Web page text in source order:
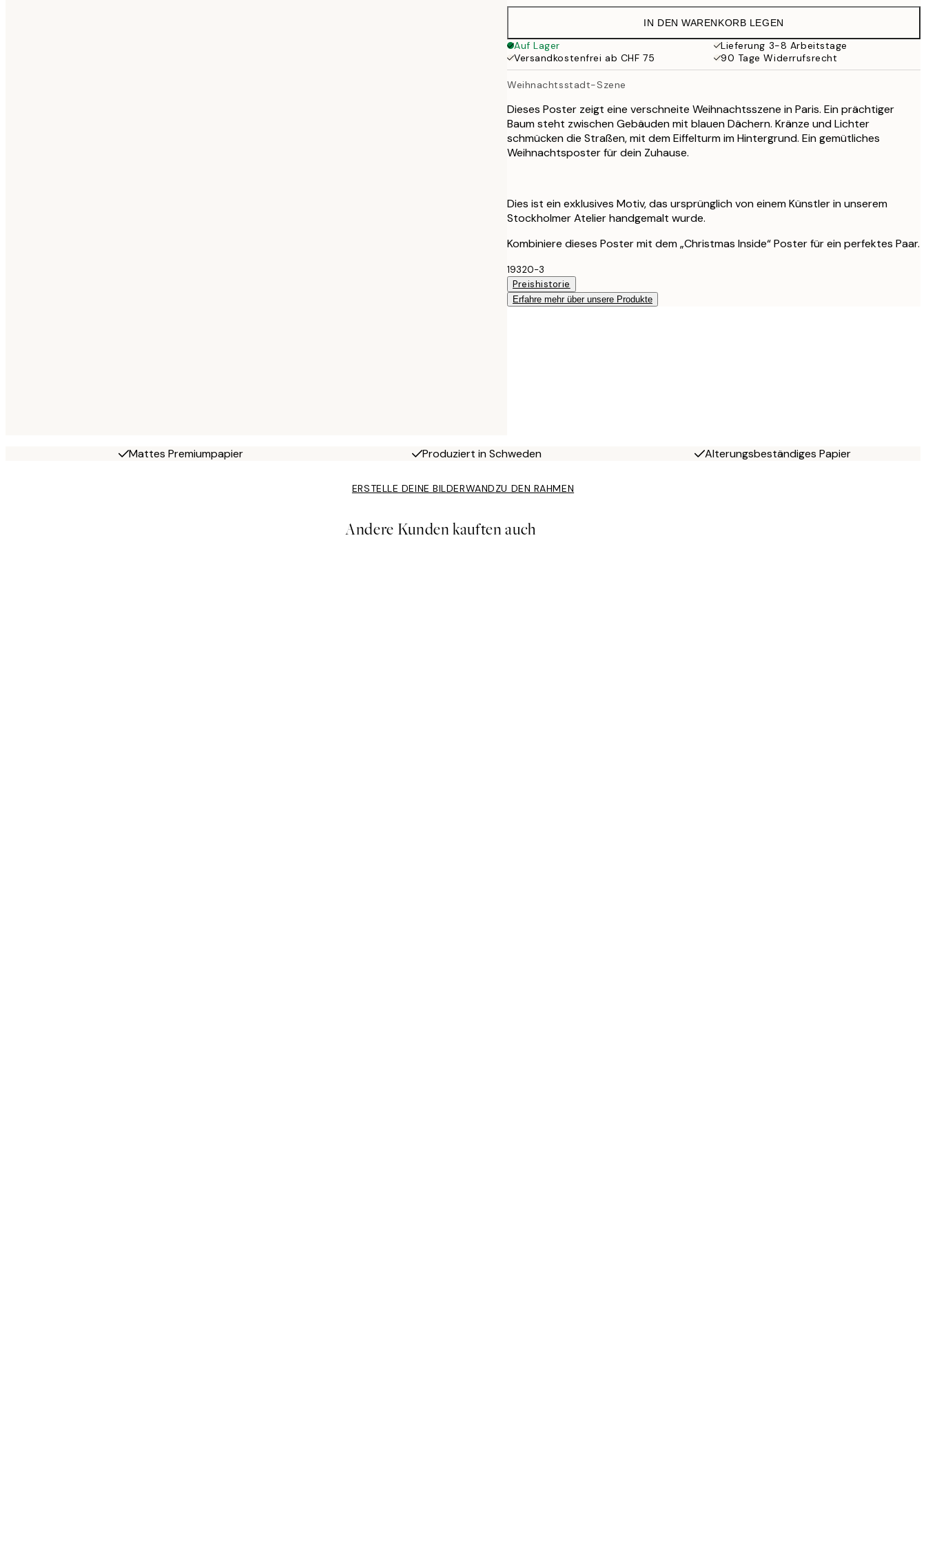
CHF 35.95
CHF 59.95
70x100 cm
CHF 71
IN DEN WARENKORB LEGEN
Auf Lager
Lieferung 3-8 Arbeitstage
Versandkostenfrei ab CHF 75
90 Tage Widerrufsrecht
Weihnachtsstadt-Szene
Dieses Poster zeigt eine verschneite Weihnachtsszene in Paris. Ein prächtiger
Baum steht zwischen Gebäuden mit blauen Dächern. Kränze und Lichter
schmücken die Straßen, mit dem Eiffelturm im Hintergrund. Ein gemütliches
Weihnachtsposter für dein Zuhause.
Dies ist ein exklusives Motiv, das ursprünglich von einem Künstler in unserem
Stockholmer Atelier handgemalt wurde.
Kombiniere dieses Poster mit dem „Christmas Inside“ Poster für ein perfektes Paar.
19320-3
Preishistorie
Erfahre mehr über unsere Produkte
Mattes Premiumpapier Produziert in Schweden Alterungsbeständiges Papier
ERSTELLE DEINE BILDERWANDZU DEN RAHMEN
Andere Kunden kauften auch